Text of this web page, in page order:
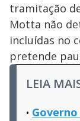
tramitação
Motta não
incluídas no
pretende
LEIA